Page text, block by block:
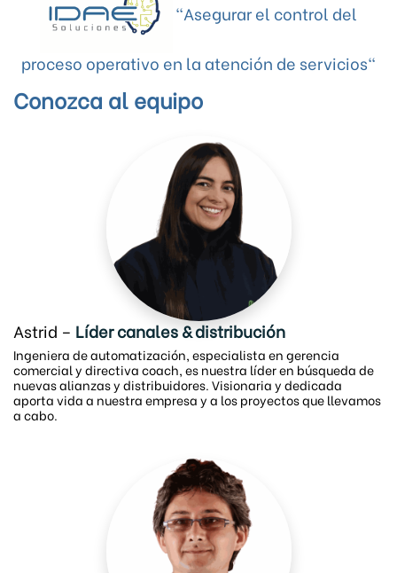
"Asegurar el control del
proceso operativo en la atención de servicios"
Conozca al equipo
Astrid – Líder canales & distribución
Ingeniera de automatización, especialista en gerencia
comercial y directiva coach, es nuestra líder en búsqueda de
nuevas alianzas y distribuidores. Visionaria y dedicada
aporta vida a nuestra empresa y a los proyectos que llevamos
a cabo.